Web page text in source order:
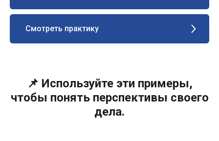
Смотреть практику
📌 Используйте эти примеры,
чтобы понять перспективы своего
дела.